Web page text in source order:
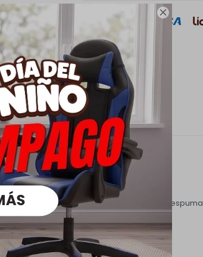

Su estilo es elegante y minimalista.
madera natural de haya y un asiento con espuma
más.